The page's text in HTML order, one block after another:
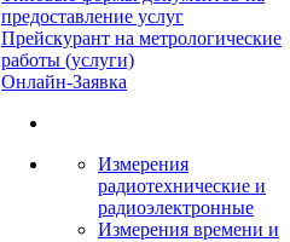
предоставление услуг
Прейскурант на метрологические
работы (услуги)
Онлайн-Заявка
Измерения
радиотехнические и
радиоэлектронные
Измерения времени и